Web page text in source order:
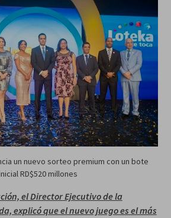
un nuevo sorteo premium con un bote
RD$520 millones
el Director Ejecutivo de la
explicó que el nuevo juego es el más